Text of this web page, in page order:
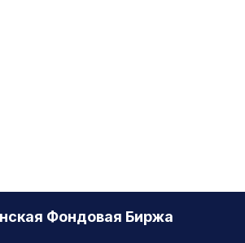
Фондовая Биржа